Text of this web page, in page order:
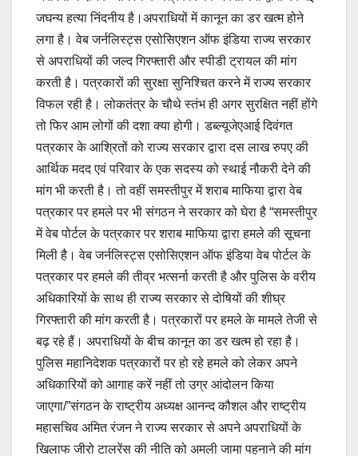
जघन्य हत्या निंदनीय है।अपराधियों में कानून का डर खत्म होने
लगा है। वेब जर्नलिस्ट्स एसोसिएशन ऑफ इंडिया राज्य सरकार
से अपराधियों की जल्द गिरफ्तारी और स्पीडी ट्रायल की मांग
करती है। पत्रकारों की सुरक्षा सुनिश्चित करने में राज्य सरकार
विफल रही है। लोकतंत्र के चौथे स्तंभ ही अगर सुरक्षित नहीं होंगे
तो फिर आम लोगों की दशा क्या होगी। डब्ल्यूजेएआई दिवंगत
पत्रकार के आश्रितों को राज्य सरकार द्वारा दस लाख रुपए की
आर्थिक मदद एवं परिवार के एक सदस्य को स्थाई नौकरी देने की
मांग भी करती है। तो वहीं समस्तीपुर में शराब माफिया द्वारा वेब
पत्रकार पर हमले पर भी संगठन ने सरकार को घेरा है “समस्तीपुर
में वेब पोर्टल के पत्रकार पर शराब माफिया द्वारा हमले की सूचना
मिली है। वेब जर्नलिस्ट्स एसोसिएशन ऑफ इंडिया वेब पोर्टल के
पत्रकार पर हमले की तीव्र भत्सर्ना करती है और पुलिस के वरीय
अधिकारियों के साथ ही राज्य सरकार से दोषियों की शीघ्र
गिरफ्तारी की मांग करती है। पत्रकारों पर हमले के मामले तेजी से
बढ़ रहे हैं। अपराधियों के बीच कानून का डर खत्म हो रहा है।
पुलिस महानिदेशक पत्रकारों पर हो रहे हमले को लेकर अपने
अधिकारियों को आगाह करें नहीं तो उग्र आंदोलन किया
जाएगा/”संगठन के राष्ट्रीय अध्यक्ष आनन्द कौशल और राष्ट्रीय
महासचिव अमित रंजन ने राज्य सरकार से अपने अपराधियों के
खिलाफ जीरो टालरेंस की नीति को अमली जामा पहनाने की मांग